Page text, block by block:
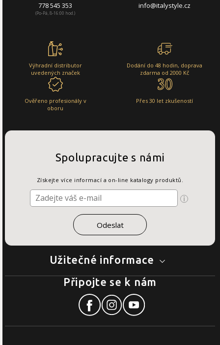
778 545 353
(Po-Pá, 8-16:00 hod.)
info@italystyle.cz
Výhradní distributor
uvedených značek
Dodání do 48 hodin, doprava
zdarma od 2000 Kč
Ověřeno profesionály v
oboru
Přes 30 let zkušeností
Užitečné informace
Spolupracujte s námi
Získejte více informací a on-line katalogy produktů.
Připojte se k nám